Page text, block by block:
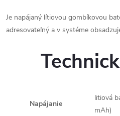
Je napájaný lítiovou gombíkovou
adresovateľný a v systéme
Napájanie
litiová
mAh)